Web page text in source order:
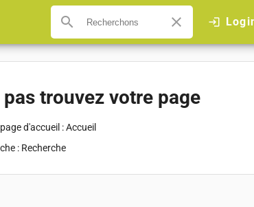
search close login
trouvez votre page
d'accueil :Accueil
: Recherche